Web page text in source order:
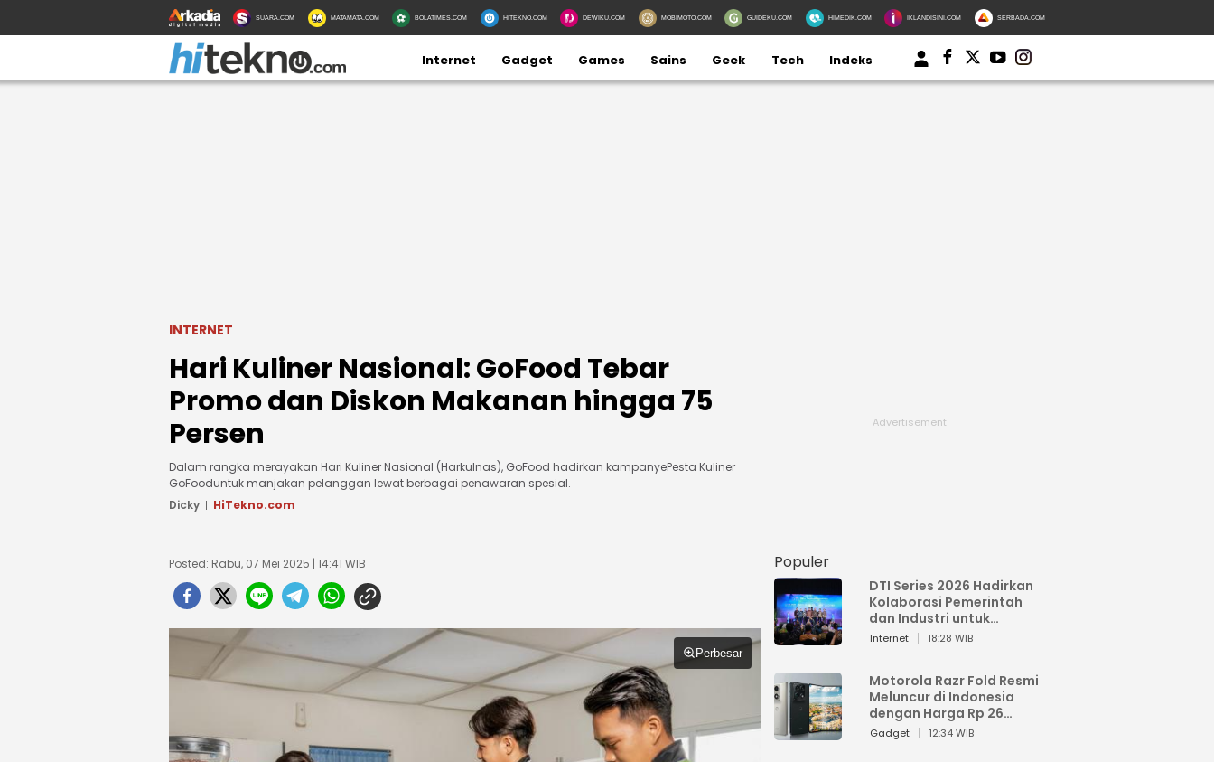
SUARA.COM MATAMATA.COM BOLATIMES.COM HITEKNO.COM DEWIKU.COM MOBIMOTO.COM GUIDEKU.COM HIMEDIK.COM IKLANDISINI.COM SERBADA.COM
Internet Gadget Games Sains Geek Tech Indeks
INTERNET
Hari Kuliner Nasional: GoFood Tebar
Promo dan Diskon Makanan hingga 75
Persen
Dalam rangka merayakan Hari Kuliner Nasional (Harkulnas), GoFood hadirkan kampanyePesta Kuliner
GoFooduntuk manjakan pelanggan lewat berbagai penawaran spesial.
Dicky
HiTekno.com
Posted: Rabu, 07 Mei 2025 | 14:41 WIB
Perbesar
Populer
DTI Series 2026 Hadirkan
Kolaborasi Pemerintah
dan Industri untuk
Percepatan
Internet 18:28 WIB
Motorola Razr Fold Resmi
Meluncur di Indonesia
dengan Harga Rp 26
Jutaan
Gadget 12:34 WIB